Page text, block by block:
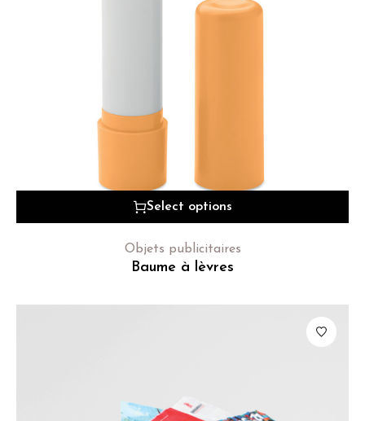
Select options
Objets publicitaires
Baume à lèvres